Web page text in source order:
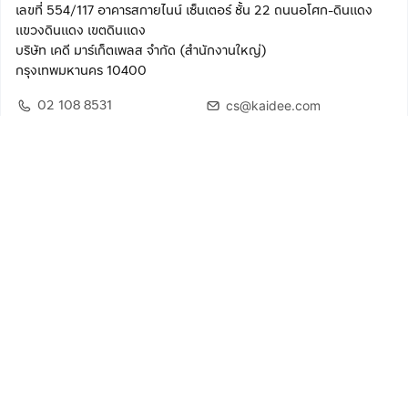
เลขที่ 554/117 อาคารสกายไนน์ เซ็นเตอร์ ชั้น 22 ถนนอโศก-ดินแดง
แขวงดินแดง เขตดินแดง
บริษัท เคดี มาร์เก็ตเพลส จำกัด (สำนักงานใหญ่)
กรุงเทพมหานคร 10400
02 108 8531
cs@kaidee.com